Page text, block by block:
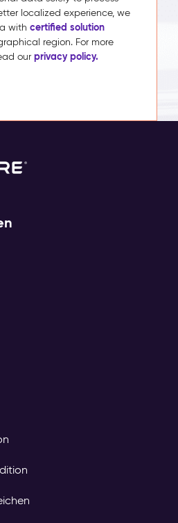
localized experience, we
with certified solution
region. For more
our privacy policy.